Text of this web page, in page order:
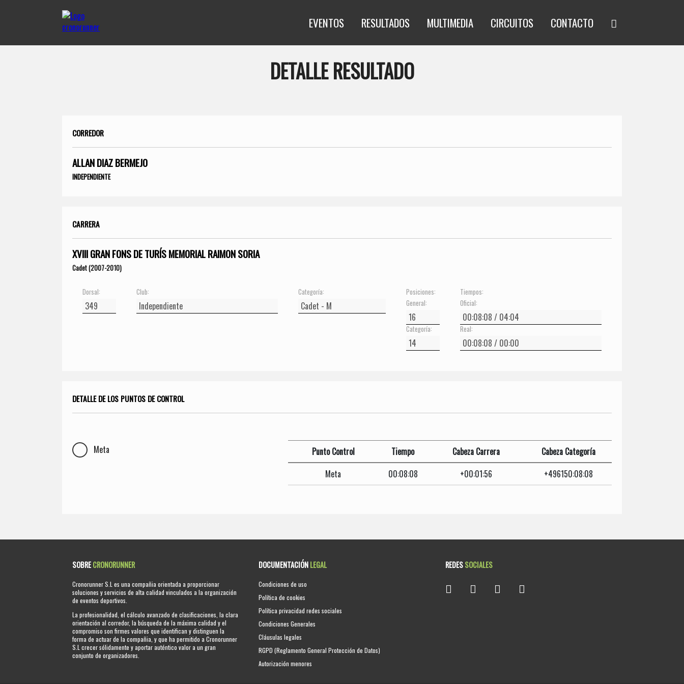
EVENTOS RESULTADOS MULTIMEDIA CIRCUITOS CONTACTO
DETALLE RESULTADO
CORREDOR
ALLAN DIAZ BERMEJO
INDEPENDIENTE
CARRERA
XVIII GRAN FONS DE TURÍS MEMORIAL RAIMON SORIA
Cadet (2007-2010)
Dorsal: Club: Categoría:
Posiciones:
General:
Categoría:
Tiempos:
Oficial:
Real:
DETALLE DE LOS PUNTOS DE CONTROL
Meta Punto Control Tiempo Cabeza Carrera
Cabeza Categoría
Meta
00:08:08 +00:01:56 +496150:08:08
SOBRECRONORUNNER
Cronorunner S.L es una compañia orientada a proporcionar
soluciones y servicios de alta calidad vinculados a la organización
de eventos deportivos.
La profesionalidad, el cálculo avanzado de clasificaciones, la clara
orientación al corredor, la búsqueda de la máxima calidad y el
compromiso son firmes valores que identifican y distinguen la
forma de actuar de la compañia, y que ha permitido a Cronorunner
S.L crecer sólidamente y aportar auténtico valor a un gran
conjunto de organizadores.
DOCUMENTACIÓNLEGAL
Condiciones de uso
Política de cookies
Política privacidad redes sociales
Condiciones Generales
Cláusulas legales
RGPD (Reglamento General Protección de Datos)
Autorización menores
REDESSOCIALES